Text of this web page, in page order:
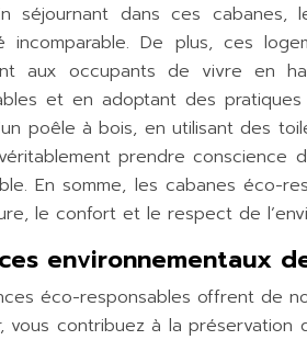
séjournant dans ces cabanes,
incomparable. De plus, ces
aux occupants de vivre en
et en adoptant des
poêle à bois, en utilisant des
prendre
En somme, les cabanes éco-
le confort et le respect de
environnementaux
éco-responsables offrent de
vous contribuez à la